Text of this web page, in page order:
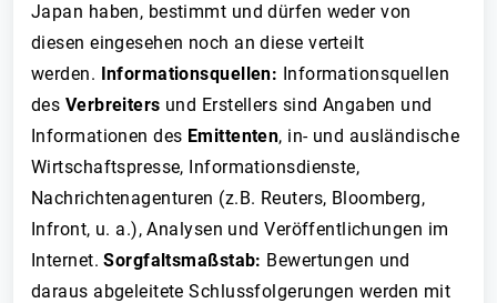
Japan haben, bestimmt und dürfen weder von
diesen eingesehen noch an diese verteilt
werden. Informationsquellen: Informationsquellen
des Verbreiters und Erstellers sind Angaben und
Informationen des Emittenten, in- und ausländische
Wirtschaftspresse, Informationsdienste,
Nachrichtenagenturen (z.B. Reuters, Bloomberg,
Infront, u. a.), Analysen und Veröffentlichungen im
Internet.Sorgfaltsmaßstab: Bewertungen und
daraus abgeleitete Schlussfolgerungen werden mit